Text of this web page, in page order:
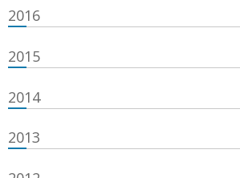
2016
2015
2014
2013